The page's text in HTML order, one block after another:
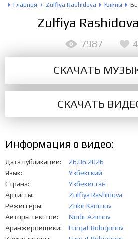
Главная Zulfiya Rashidova Клипы
Zulfiya
СКАЧАТЬ
СКАЧАТЬ
7987
Информация о видео:
Дата публикации
26.06.2026
Язык
Узбекский
Страна
Узбекистан
Артисты
Zulfiya Rashidova
Режиссеры
Zokir Karimov
Авторы текстов
Nodir Azimov
Аранжировщики
Furqat Bobojonov